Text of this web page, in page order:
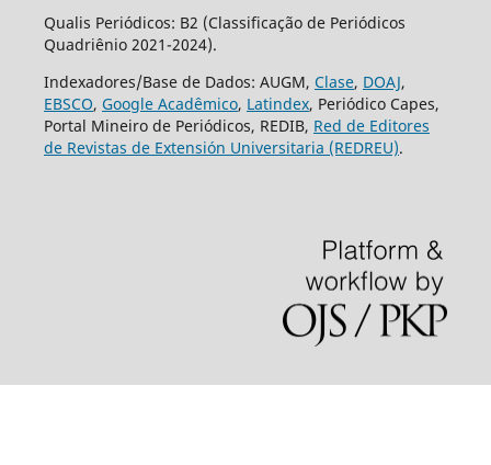
Qualis Periódicos: B2 (Classificação de Periódicos
Quadriênio 2021-2024).
Indexadores/Base de Dados: AUGM, Clase, DOAJ,
EBSCO, Google Acadêmico, Latindex, Periódico Capes,
Portal Mineiro de Periódicos, REDIB, Red de Editores
de Revistas de Extensión Universitaria (REDREU).